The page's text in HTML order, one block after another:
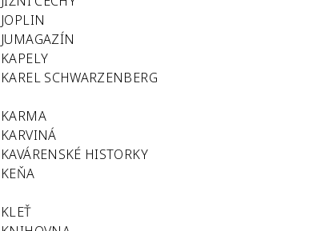
JOPLIN
JUMAGAZÍN
KAPELY
KAREL SCHWARZENBERG
KARMA
KARVINÁ
KAVÁRENSKÉ HISTORKY
KEŇA
KLEŤ